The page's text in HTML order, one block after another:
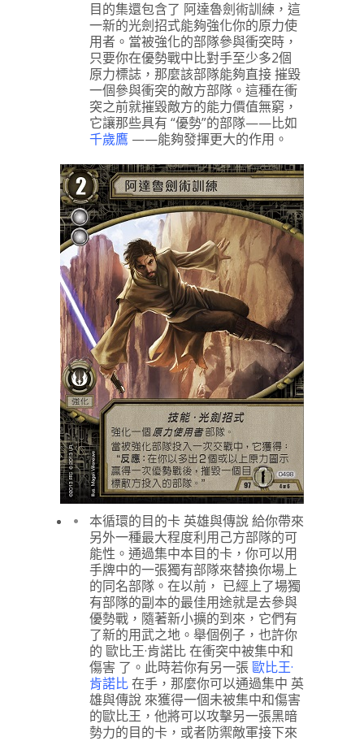
目的集還包含了 阿達魯劍術訓練，這
一新的光劍招式能夠強化你的原力使
用者。當被強化的部隊參與衝突時，
只要你在優勢戰中比對手至少多2個
原力標誌，那麼該部隊能夠直接 摧毀
一個參與衝突的敵方部隊。這種在衝
突之前就摧毀敵方的能力價值無窮，
它讓那些具有 “優勢”的部隊——比如
千歲鷹 ——能夠發揮更大的作用。
本循環的目的卡 英雄與傳說 給你帶來
另外一種最大程度利用己方部隊的可
能性。通過集中本目的卡，你可以用
手牌中的一張獨有部隊來替換你場上
的同名部隊。在以前， 已經上了場獨
有部隊的副本的最佳用途就是去參與
優勢戰，隨著新小擴的到來，它們有
了新的用武之地。舉個例子，也許你
的 歐比王·肯諾比 在衝突中被集中和
傷害 了。此時若你有另一張歐比王·
肯諾比在手，那麼你可以通過集中 英
雄與傳說 來獲得一個未被集中和傷害
的歐比王，他將可以攻擊另一張黑暗
勢力的目的卡，或者防禦敵軍接下來